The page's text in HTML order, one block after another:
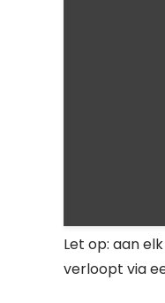
Let op: aan
verloopt via